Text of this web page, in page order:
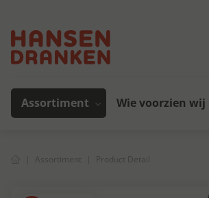
Assortiment Wie voorzien wij
Assortiment Product Detail